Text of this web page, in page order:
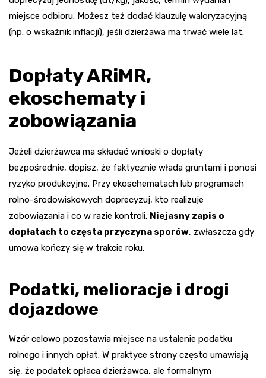
miejsce odbioru. Możesz też dodać klauzulę waloryzacyjną
(np. o wskaźnik inflacji), jeśli dzierżawa ma trwać wiele lat.
Dopłaty ARiMR,
ekoschematy i
zobowiązania
Jeżeli dzierżawca ma składać wnioski o dopłaty
bezpośrednie, dopisz, że faktycznie włada gruntami i ponosi
ryzyko produkcyjne. Przy ekoschematach lub programach
rolno-środowiskowych doprecyzuj, kto realizuje
zobowiązania i co w razie kontroli. Niejasny zapis o
dopłatach to częsta przyczyna sporów, zwłaszcza gdy
umowa kończy się w trakcie roku.
Podatki, melioracje i drogi
dojazdowe
Wzór celowo pozostawia miejsce na ustalenie podatku
rolnego i innych opłat. W praktyce strony często umawiają
się, że podatek opłaca dzierżawca, ale formalnym